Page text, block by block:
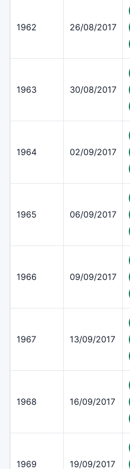
1962 26/08/2017
1963 30/08/2017
1964 02/09/2017
1965 06/09/2017
1966 09/09/2017
1967 13/09/2017
1968 16/09/2017
1969 19/09/2017